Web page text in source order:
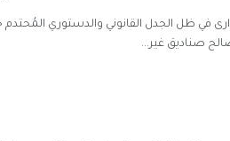
في ظل الجدل القانوني والدستوري المُحتدم
صناديق غير...